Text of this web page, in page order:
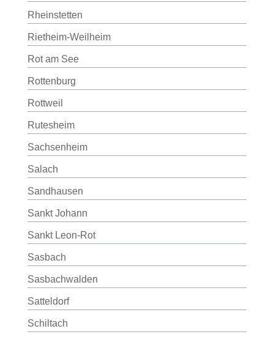
Rheinstetten
Rietheim-Weilheim
Rot am See
Rottenburg
Rottweil
Rutesheim
Sachsenheim
Salach
Sandhausen
Sankt Johann
Sankt Leon-Rot
Sasbach
Sasbachwalden
Satteldorf
Schiltach